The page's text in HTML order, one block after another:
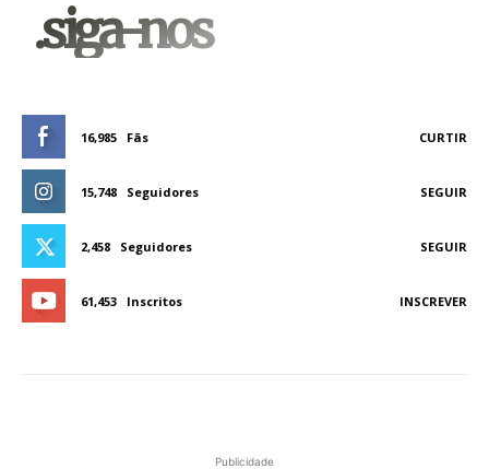
.siga-nos
16,985 Fãs CURTIR
15,748 Seguidores SEGUIR
2,458 Seguidores SEGUIR
61,453 Inscritos INSCREVER
Publicidade